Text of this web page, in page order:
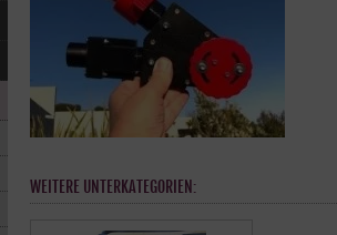
WEITERE UNTERKATEGORIEN: